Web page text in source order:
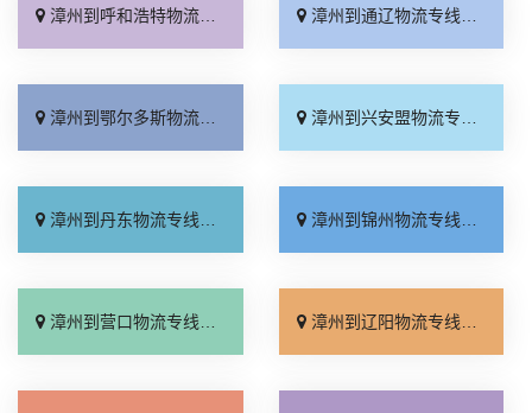
漳州到呼和浩特物流专线_全境派送「全程定位」 漳州到通辽物流专线_天天发车「来电咨询」
漳州到鄂尔多斯物流专线_要多少钱「运保时效」 漳州到兴安盟物流专线_资质齐全「合理收费」
漳州到丹东物流专线_专业可靠「计费标准」 漳州到锦州物流专线_合理收费「全程无虑」
漳州到营口物流专线_门到门配送「需要几天」 漳州到辽阳物流专线_直达到站「需要几天」